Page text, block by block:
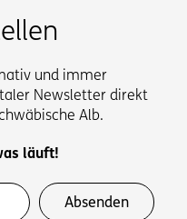
und immer
Newsletter direkt
Alb.
läuft!